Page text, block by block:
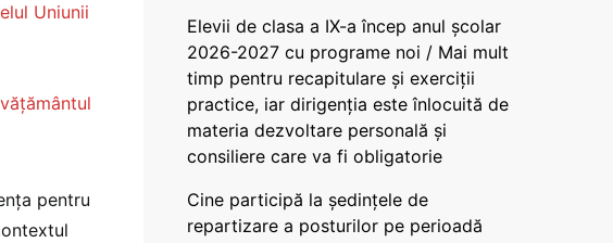
Uniunii
pentru
Elevii de clasa a IX-a încep anul școlar
2026-2027 cu programe noi / Mai mult
timp pentru recapitulare și exerciții
practice, iar dirigenția este înlocuită de
materia dezvoltare personală și
consiliere care va fi obligatorie
Cine participă la ședințele de
repartizare a posturilor pe perioadă